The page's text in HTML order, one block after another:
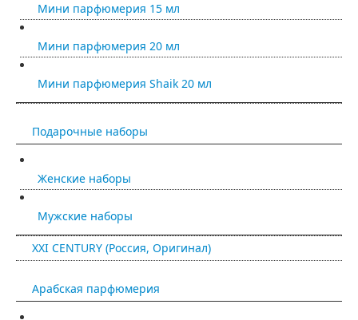
Мини парфюмерия 15 мл
Мини парфюмерия 20 мл
Мини парфюмерия Shaik 20 мл
Подарочные наборы
Женские наборы
Мужские наборы
XXI CENTURY (Россия, Оригинал)
Арабская парфюмерия